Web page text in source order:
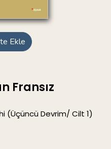
Ekle
Fransız
(Üçüncü Devrim/ Cilt 1)